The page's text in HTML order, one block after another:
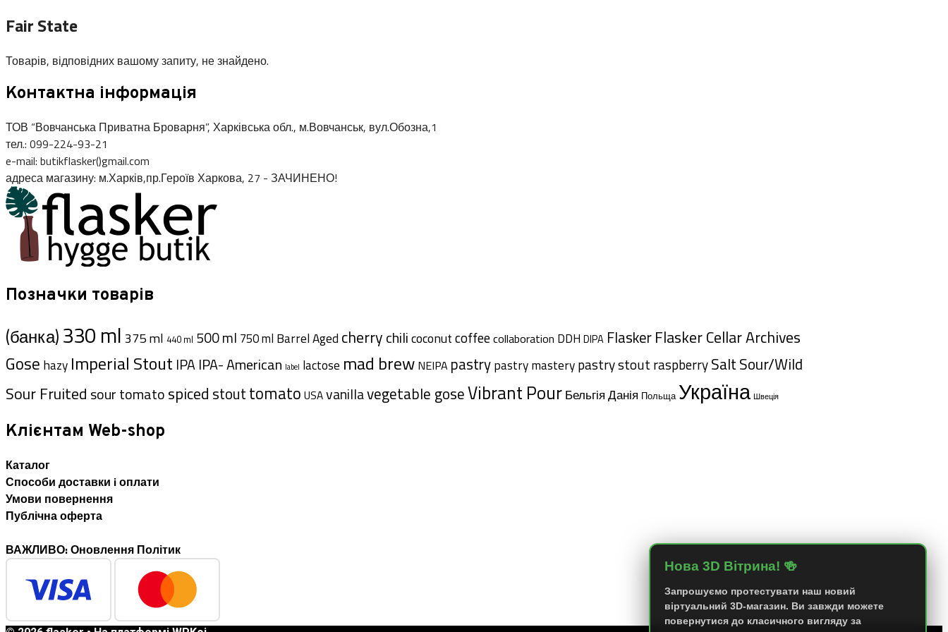
Fair State
Товарів, відповідних вашому запиту, не знайдено.
Контактна інформація
ТОВ “Вовчанська Приватна Броварня”, Харківська обл., м.Вовчанськ, вул.Обозна,1
тел.: 099-224-93-21
e-mail: butikflasker()gmail.com
адреса магазину: м.Харків,пр.Героїв Харкова, 27 - ЗАЧИНЕНО!
Позначки товарів
(банка)330 ml 375 ml 440 ml 500 ml 750 ml Barrel Aged cherrychilicoconutcoffeecollaboration DDH DIPA FlaskerFlasker Cellar Archives
Gose hazy Imperial Stout IPA IPA- American label lactose mad brew NEIPA pastrypastry masterypastry stout raspberrySaltSour/Wild
Sour Fruited sour tomatospiced stouttomato USAvanillavegetable goseVibrant PourБельгіяДанія Польща Україна Швеція
Клієнтам Web-shop
Каталог
Способи доставки i оплати
Умови повернення
Публічна оферта
ВАЖЛИВО: Оновлення Політик
Нова 3D Вітрина! 🍻
Запрошуємо протестувати наш новий
віртуальний 3D-магазин. Ви завжди можете
повернутися до класичного вигляду за